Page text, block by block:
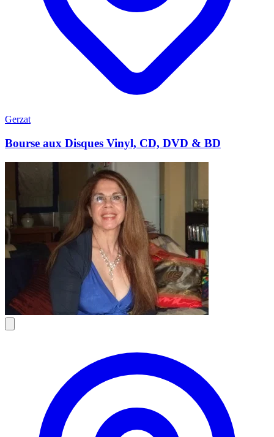
Gerzat
Bourse aux Disques Vinyl, CD, DVD & BD